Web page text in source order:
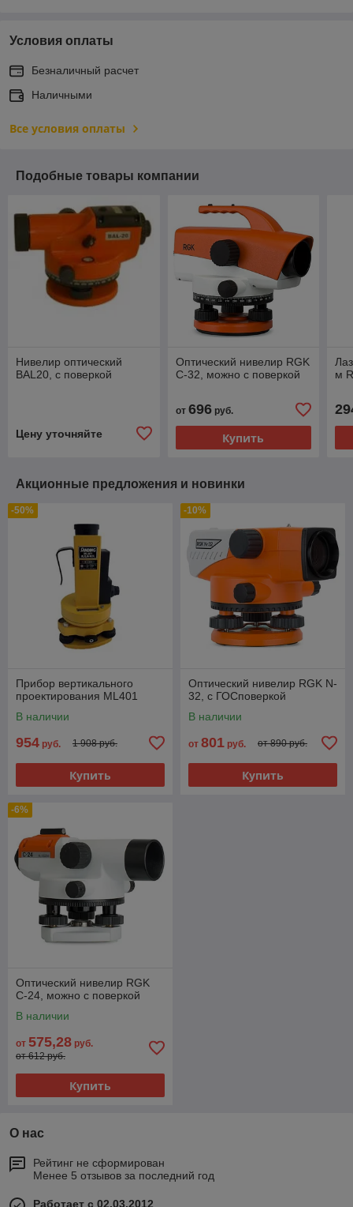
Условия оплаты
Безналичный расчет
Наличными
Все условия оплаты
Подобные товары компании
Нивелир оптический
BAL20, с поверкой
Цену уточняйте
Оптический нивелир RGK
С-32, можно с поверкой
от 696руб.
Купить
м
Акционные предложения и новинки
-50%
Прибор вертикального
проектирования ML401
В наличии
954 руб. 1 908 руб.
Купить
-10%
Оптический нивелир RGK N-
32, с ГОСповеркой
В наличии
от 801 руб. от 890 руб.
Купить
-6%
Оптический нивелир RGK
С-24, можно с поверкой
В наличии
от 575,28 руб.
от 612 руб.
Купить
О нас
Рейтинг не сформирован
Менее 5 отзывов за последний год
Работает с 02.03.2012